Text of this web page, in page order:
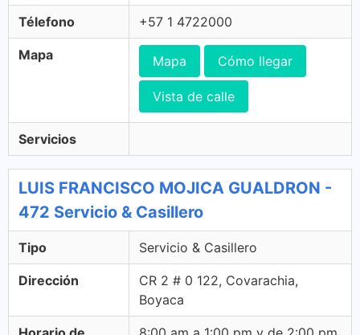
Télefono +57 1 4722000
Mapa Mapa Cómo llegar
Vista de calle
Servicios
LUIS FRANCISCO MOJICA GUALDRON -
472 Servicio & Casillero
Tipo Servicio & Casillero
Dirección
CR 2 # 0 122, Covarachia,
Boyaca